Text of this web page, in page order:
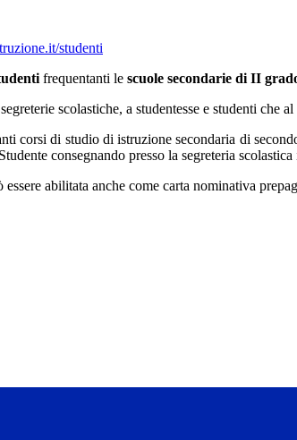
studenti
frequentanti le scuole secondarie di II
scolastiche, a studentesse e studenti che
corsi di studio di istruzione secondaria di
consegnando presso la segreteria
abilitata anche come carta nominativa